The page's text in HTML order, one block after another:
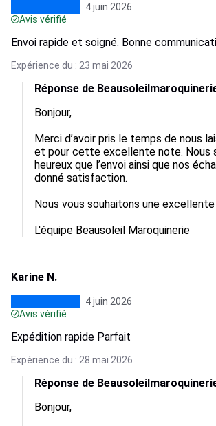
4 juin 2026
Avis vérifié
Envoi rapide et soigné. Bonne
Expérience du : 23 mai 2026
Réponse de
Bonjour,
Merci d’avoir pris le temps de nous
et pour cette excellente note. Nous
heureux que l’envoi ainsi que nos
donné satisfaction.
Nous vous souhaitons une excellente
L'équipe Beausoleil Maroquinerie
Karine N.
4 juin 2026
Avis vérifié
Expédition rapide Parfait
Expérience du : 28 mai 2026
Réponse de
Bonjour,